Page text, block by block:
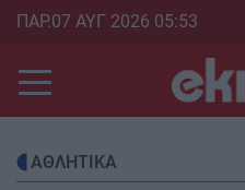
Skip
main
content
ΠΑΡ.07 ΑΥΓ 2026 05:53
ΑΘΛΗΤΙΚΑ